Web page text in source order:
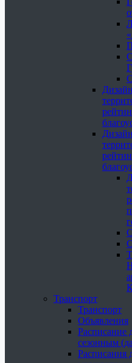
Транспорт
Транспорт
Объявления
Расписание
сезонным
Расписания